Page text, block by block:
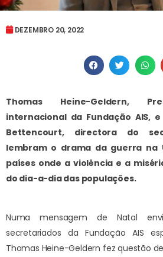
DEZEMBRO 20, 2022
Thomas Heine-Geldern,
internacional da Fundação AIS,
Bettencourt, directora do
lembram o drama da guerra na
países onde a violência e a
do dia-a-dia das populações.
Numa mensagem de Natal
secretariados da Fundação AIS
Thomas Heine-Geldern fez questão